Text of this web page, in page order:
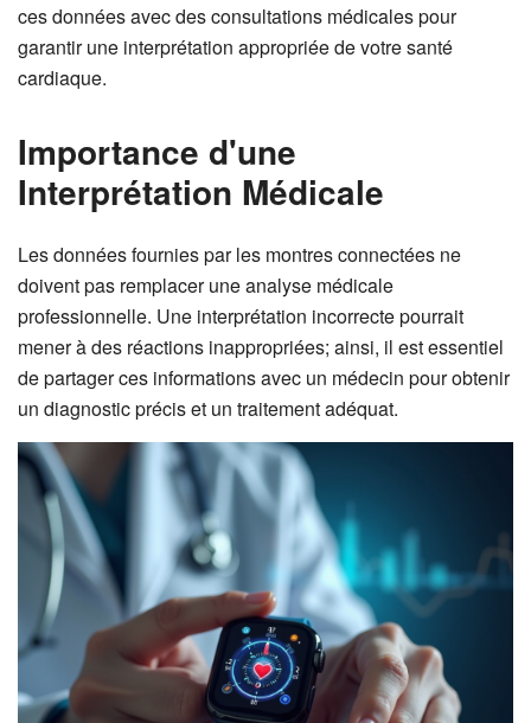
ces données avec des consultations médicales pour
garantir une interprétation appropriée de votre santé
cardiaque.
Importance d'une
Interprétation Médicale
Les données fournies par les montres connectées ne
doivent pas remplacer une analyse médicale
professionnelle. Une interprétation incorrecte pourrait
mener à des réactions inappropriées; ainsi, il est essentiel
de partager ces informations avec un médecin pour obtenir
un diagnostic précis et un traitement adéquat.